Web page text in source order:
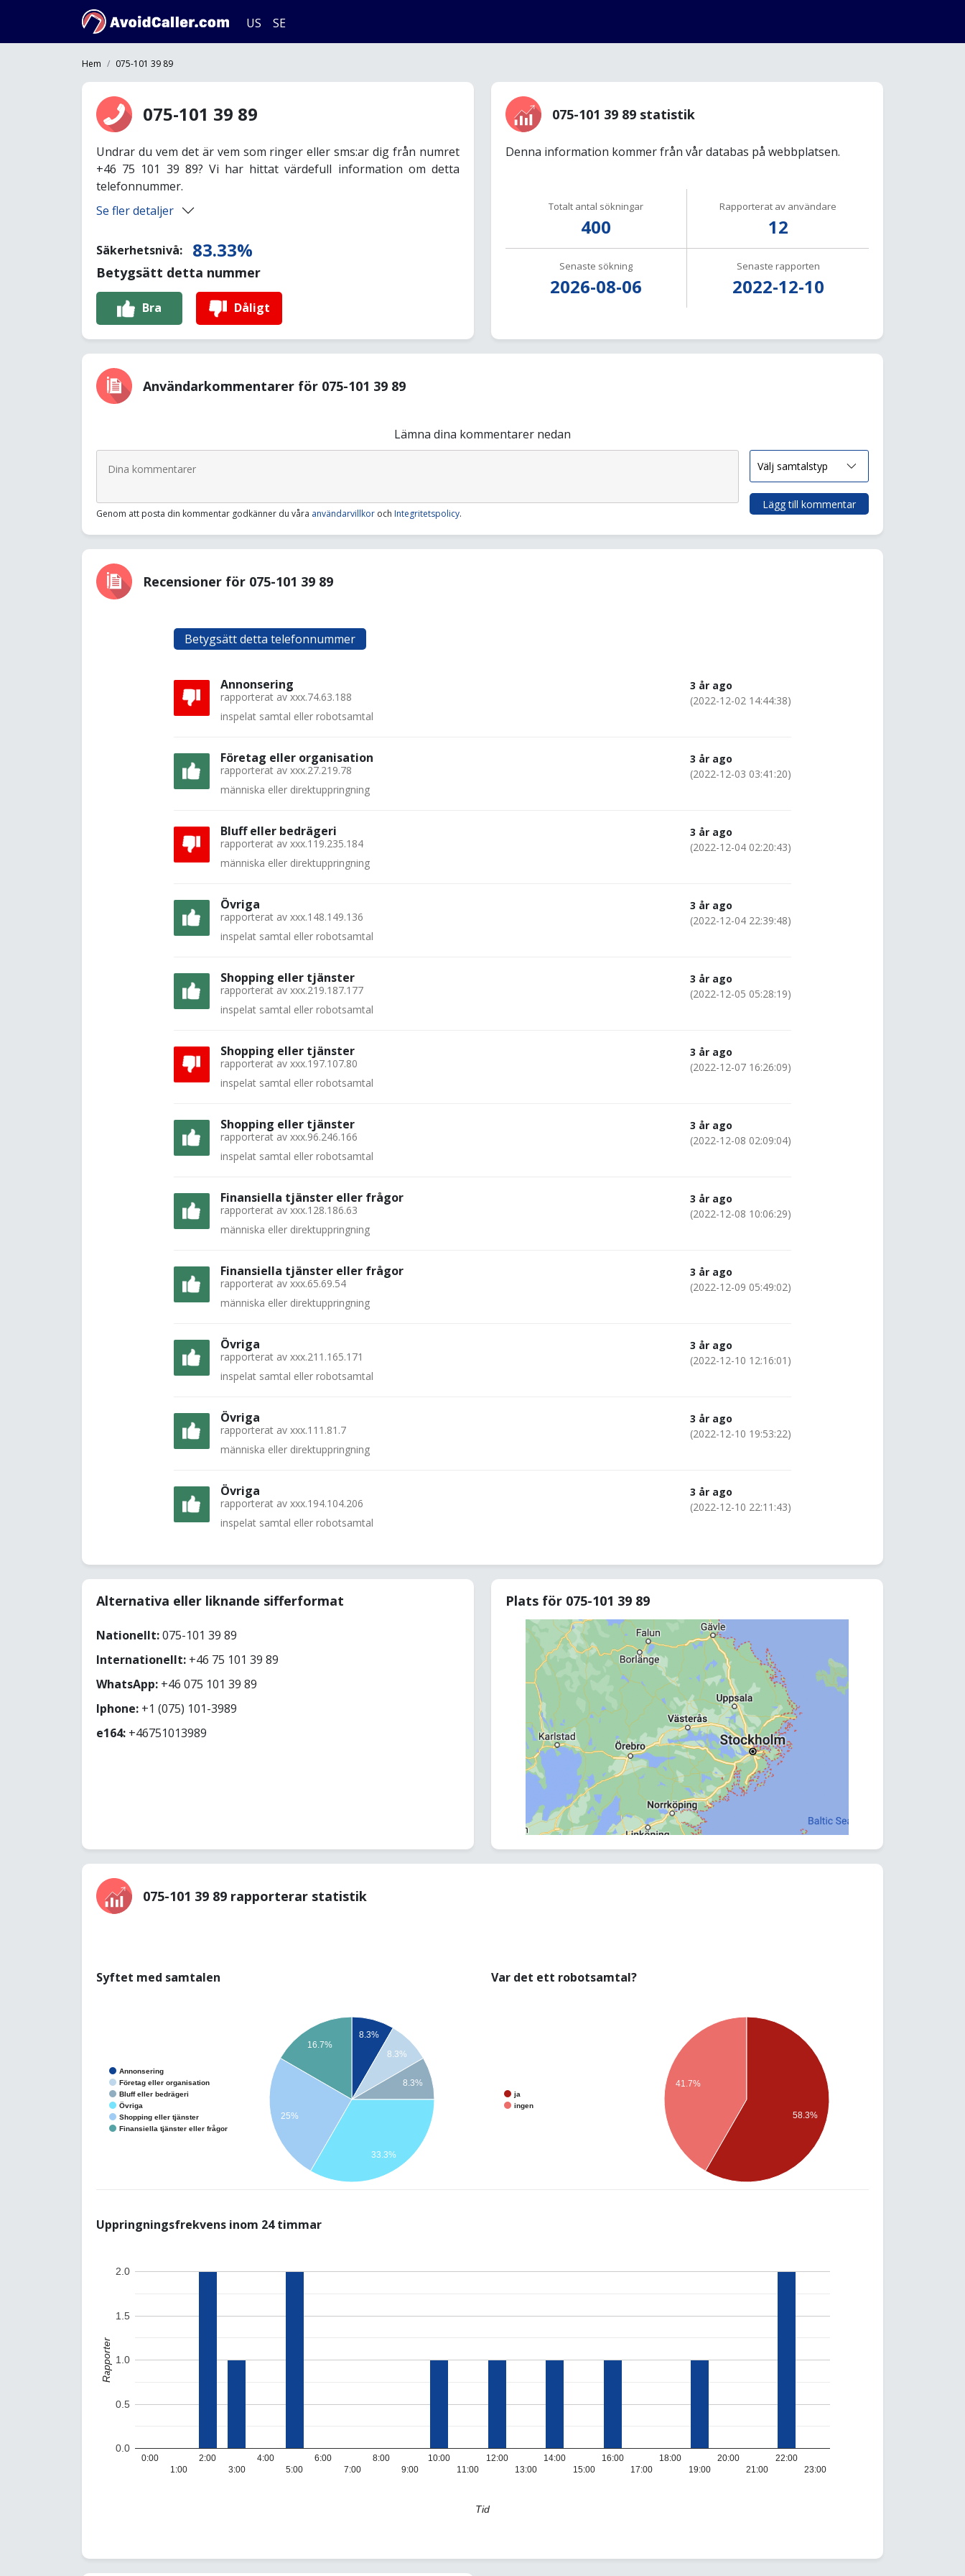
US SE
Hem 075-101 39 89
075-101 39 89
Undrar du vem det är vem som ringer eller sms:ar dig från numret
+46 75 101 39 89? Vi har hittat värdefull information om detta
telefonnummer.
Se fler detaljer
Säkerhetsnivå: 83.33%
Betygsätt detta nummer
Bra Dåligt
075-101 39 89 statistik
Denna information kommer från vår databas på webbplatsen.
Totalt antal sökningar
400
Rapporterat av användare
12
Senaste sökning
2026-08-06
Senaste rapporten
2022-12-10
Användarkommentarer för 075-101 39 89
Lämna dina kommentarer nedan
Genom att posta din kommentar godkänner du våra användarvillkor och Integritetspolicy.
Lägg till kommentar
Recensioner för 075-101 39 89
Betygsätt detta telefonnummer
Annonsering
rapporterat av xxx.74.63.188
inspelat samtal eller robotsamtal
3 år ago
(2022-12-02 14:44:38)
Företag eller organisation
rapporterat av xxx.27.219.78
människa eller direktuppringning
3 år ago
(2022-12-03 03:41:20)
Bluff eller bedrägeri
rapporterat av xxx.119.235.184
människa eller direktuppringning
3 år ago
(2022-12-04 02:20:43)
Övriga
rapporterat av xxx.148.149.136
inspelat samtal eller robotsamtal
3 år ago
(2022-12-04 22:39:48)
Shopping eller tjänster
rapporterat av xxx.219.187.177
inspelat samtal eller robotsamtal
3 år ago
(2022-12-05 05:28:19)
Shopping eller tjänster
rapporterat av xxx.197.107.80
inspelat samtal eller robotsamtal
3 år ago
(2022-12-07 16:26:09)
Shopping eller tjänster
rapporterat av xxx.96.246.166
inspelat samtal eller robotsamtal
3 år ago
(2022-12-08 02:09:04)
Finansiella tjänster eller frågor
rapporterat av xxx.128.186.63
människa eller direktuppringning
3 år ago
(2022-12-08 10:06:29)
Finansiella tjänster eller frågor
rapporterat av xxx.65.69.54
människa eller direktuppringning
3 år ago
(2022-12-09 05:49:02)
Övriga
rapporterat av xxx.211.165.171
inspelat samtal eller robotsamtal
3 år ago
(2022-12-10 12:16:01)
Övriga
rapporterat av xxx.111.81.7
människa eller direktuppringning
3 år ago
(2022-12-10 19:53:22)
Övriga
rapporterat av xxx.194.104.206
inspelat samtal eller robotsamtal
3 år ago
(2022-12-10 22:11:43)
Alternativa eller liknande sifferformat
Nationellt:075-101 39 89
Internationellt: +46 75 101 39 89
WhatsApp: +46 075 101 39 89
Iphone: +1 (075) 101-3989
e164: +46751013989
Plats för 075-101 39 89
075-101 39 89 rapporterar statistik
Syftet med samtalen
Annonsering
Företag eller organisation
Bluff eller bedrägeri
Övriga
Shopping eller tjänster
Finansiella tjänster eller frågor
8.3%
8.3%
8.3%
16.7%
25%
33.3%
Var det ett robotsamtal?
ja
ingen
41.7%
58.3%
Uppringningsfrekvens inom 24 timmar
0:00
1:00
2:00
3:00
4:00
5:00
6:00
7:00
8:00
9:00
10:00
11:00
12:00
13:00
14:00
15:00
16:00
17:00
18:00
19:00
20:00
21:00
22:00
23:00
0.0
0.5
1.0
1.5
2.0
Tid
Rapporter